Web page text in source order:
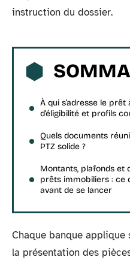
instruction du dossier.
À qui s’adresse le
d’éligibilité et profils
Quels documents
PTZ solide ?
Montants, plafonds et
prêts immobiliers : ce
avant de se lancer
Chaque banque applique
la présentation des